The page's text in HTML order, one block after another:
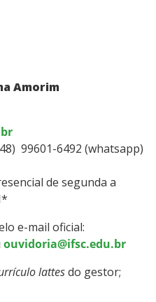
Amorim
99601-6492 (whatsapp)
de segunda a
e-mail oficial:
ouvidoria@ifsc.edu.br
lattesdo gestor;